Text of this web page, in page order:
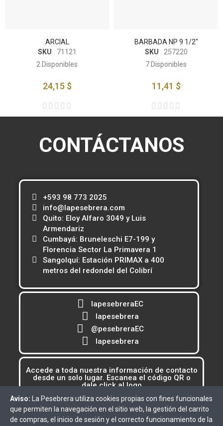
ARCIAL
SKU
71121
2 Disponibles
24,15 $
BARBADA NP 9 1/2"
SKU
257220
7Disponibles
11,41 $
CONTÁCTANOS
+593 98 773 2025
info@lapesebrera.com
Quito: Eloy Alfaro 3049 y Luis
Armendariz
Cumbayá: Bruneleschi E7-199 y
Florencia Sector La Primavera 1
Sangolquí: Estación PRIMAX a 400
metros del redondel del Colibrí
lapesebreraEC
lapesebrera
@pesebreraEC
lapesebrera
Accede a toda nuestra información de contacto
desde un solo lugar. Escanea el código QR o
dale click al logo
Aviso:
La Pesebrera utiliza cookies propias con fines funcionales
que permiten la navegación en el sitio web, la gestión del carrito
de compras, el inicio de sesión y el correcto funcionamiento de la